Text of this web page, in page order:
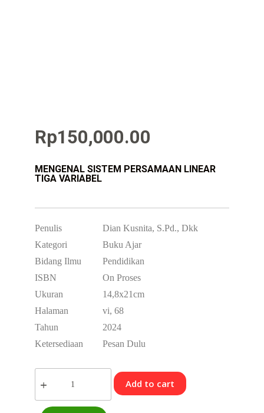
Rp150,000.00
MENGENAL SISTEM PERSAMAAN LINEAR
TIGA VARIABEL
Penulis
Kategori
Bidang Ilmu
ISBN
Ukuran
Halaman
Tahun
Ketersediaan
Dian Kusnita, S.Pd., Dkk
Buku Ajar
Pendidikan
On Proses
14,8x21cm
vi, 68
2024
Pesan Dulu
Add to cart